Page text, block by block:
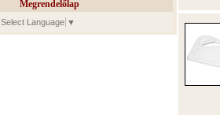
Megrendelőlap
Select Language ▼